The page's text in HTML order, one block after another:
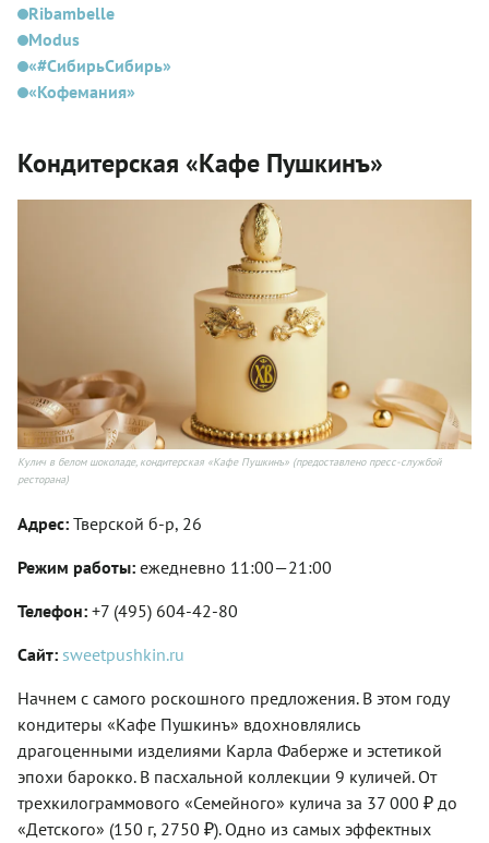
Ribambelle
Modus
«#СибирьСибирь»
«Кофемания»
Кондитерская «Кафе Пушкинъ»
Кулич в белом шоколаде, кондитерская «Кафе Пушкинъ» (предоставлено пресс-службой
ресторана)
Адрес: Тверской б-р, 26
Режим работы: ежедневно 11:00—21:00
Телефон: +7 (495) 604-42-80
Сайт: sweetpushkin.ru
Начнем с самого роскошного предложения. В этом году
кондитеры «Кафе Пушкинъ» вдохновлялись
драгоценными изделиями Карла Фаберже и эстетикой
эпохи барокко. В пасхальной коллекции 9 куличей. От
трехкилограммового «Семейного» кулича за 37 000 ₽ до
«Детского» (150 г, 2750 ₽). Одно из самых эффектных